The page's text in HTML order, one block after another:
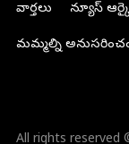
వార్తలు
న్యూస్
మమ్మల్ని
All rights reserved